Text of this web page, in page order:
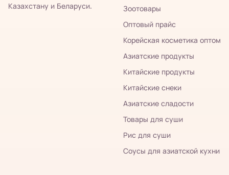
Казахстану и Беларуси.
Зоотовары
Оптовый прайс
Корейская косметика оптом
Азиатские продукты
Китайские продукты
Китайские снеки
Азиатские сладости
Товары для суши
Рис для суши
Соусы для азиатской кухни